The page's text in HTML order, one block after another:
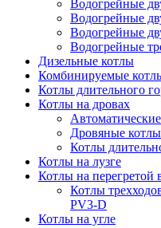
Водогрейные
Водогрейные
Водогрейные
Водогрейные
Дизельные котлы
Комбинируемые
Котлы длительного
Котлы на дровах
Дровяные
Котлы
Котлы на лузге
Котлы на перегретой
Котлы
PV3-D
Котлы на угле